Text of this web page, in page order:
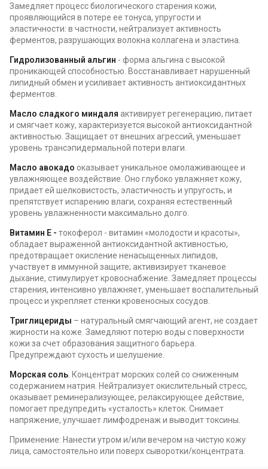
Замедляет процесс биологического старения кожи,
проявляющийся в потере ее тонуса, упругости и
эластичности: в частности, нейтрализует активность
ферментов, разрушающих волокна коллагена и эластина.
Гидролизованный альгин - форма альгина с высокой
проникающей способностью. Восстанавливает нарушенный
липидный обмен и усиливает активность антиоксидантных
ферментов.
Масло сладкого миндаля активирует регенерацию, питает
и смягчает кожу, характеризуется высокой антиоксидантной
активностью. Защищает от внешних агрессий, уменьшает
уровень трансэпидермальной потери влаги.
Масло авокадо оказывает уникальное омолаживающее и
увлажняющее воздействие. Оно глубоко увлажняет кожу,
придает ей шелковистость, эластичность и упругость, и
препятствует испарению влаги, сохраняя естественный
уровень увлажненности максимально долго.
Витамин Е - токоферол - витамин «молодости и красоты»,
обладает выраженной антиоксидантной активностью,
предотвращает окисление ненасыщенных липидов,
участвует в иммунной защите; активизирует тканевое
дыхание, стимулирует кровоснабжение. Замедляет процессы
старения, интенсивно увлажняет, уменьшает воспалительный
процесс и укрепляет стенки кровеносных сосудов.
Триглицериды – натуральный смягчающий агент, не создает
жирности на коже. Замедляют потерю воды с поверхности
кожи за счет образования защитного барьера.
Предупреждают сухость и шелушение.
Морская соль . Концентрат морских солей со сниженным
содержанием натрия. Нейтрализует окислительный стресс,
оказывает реминерализующее, релаксирующее действие,
помогает предупредить «усталость» клеток. Снимает
напряжение, улучшает лимфодренаж и выводит токсины.
Применение: Нанести утром и/или вечером на чистую кожу
лица, самостоятельно или поверх сыворотки/концентрата.